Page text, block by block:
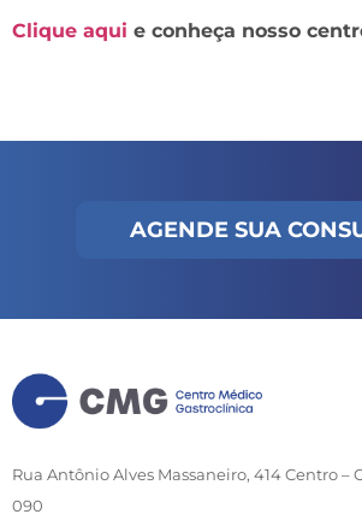
Clique aqui e conheça nosso
AGENDE SUA
Rua Antônio Alves Massaneiro, 414 Centro –
090